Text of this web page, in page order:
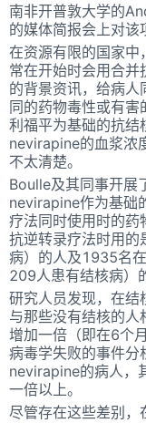
南非开普敦大学的
的媒体简报会上对该
在资源有限的国家中
常在开始时会用合并
的背景资讯，给病人
同的药物毒性或有害
利福平为基础的抗
nevirapine的血浆浓
不太清楚。
Boulle及其同事开展
nevirapine作为基础
疗法同时使用时的
抗逆转录疗法时用
病）的人及1935名
209人患有结核病）
研究人员发现，在结
与那些没有结核的
增加一倍（即在6个
病毒学失败的事件分
nevirapine的病人，
一倍以上。
尽管存在这些差别